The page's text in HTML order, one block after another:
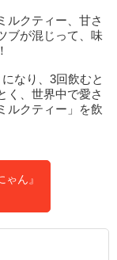
ルクティー、甘さ
ブが混じって、味
なり、3回飲むと
く、世界中で愛さ
ルクティー」を飲
ん』